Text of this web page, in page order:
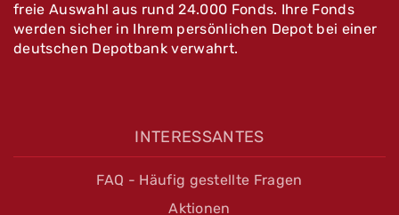
freie Auswahl aus rund 24.000 Fonds. Ihre Fonds
werden sicher in Ihrem persönlichen Depot bei einer
deutschen Depotbank verwahrt.
INTERESSANTES
FAQ - Häufig gestellte Fragen
Aktionen